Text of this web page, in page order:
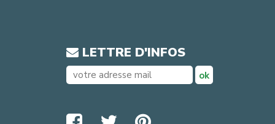
LETTRE D'INFOS